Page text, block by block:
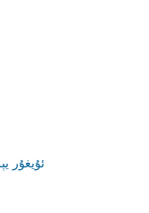
ئۇيغۇر